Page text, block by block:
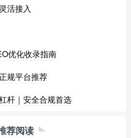
活接入
优化收录指南
规平台推荐
杆｜安全合规首选
荐阅读